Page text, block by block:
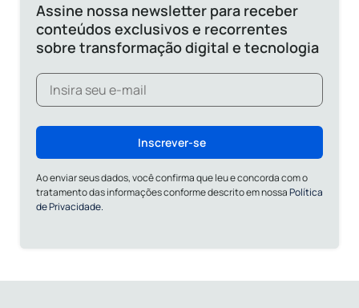
Assine nossa newsletter para receber
conteúdos exclusivos e recorrentes
sobre transformação digital e tecnologia
Inscrever-se
Ao enviar seus dados, você confirma que leu e concorda com o
tratamento das informações conforme descrito em nossaPolítica
de Privacidade.